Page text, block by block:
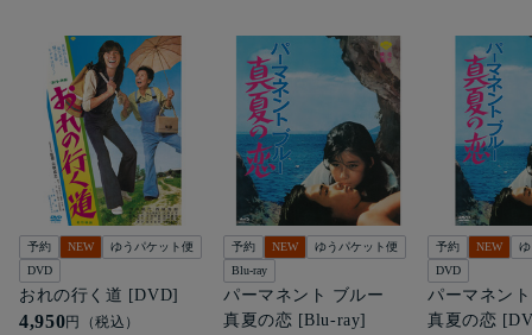
予約 NEW
ゆうパケット便
DVD
おれの行く道 [DVD]
4,950円（税込）
予約 NEW
ゆうパケット便
Blu-ray
パーマネント ブルー
真夏の恋 [Blu-ray]
予約 NEW
DVD
パーマネン
真夏の恋